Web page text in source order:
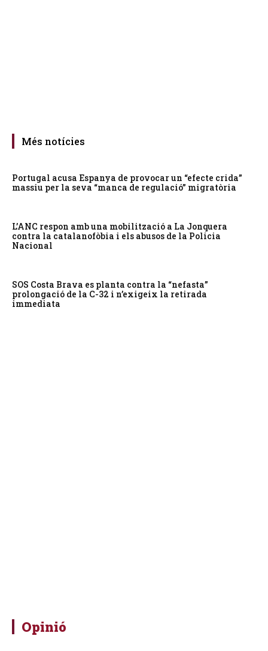
Més notícies
Portugal acusa Espanya de provocar un “efecte crida”
massiu per la seva “manca de regulació” migratòria
L’ANC respon amb una mobilització a La Jonquera
contra la catalanofòbia i els abusos de la Policia
Nacional
SOS Costa Brava es planta contra la “nefasta”
prolongació de la C-32 i n’exigeix la retirada
immediata
Opinió